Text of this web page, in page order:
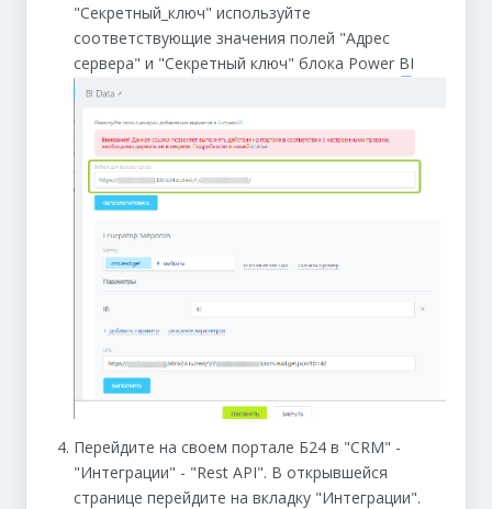
"Секретный_ключ" используйте
соответствующие значения полей "Адрес
сервера" и "Секретный ключ" блока Power BI
Перейдите на своем портале Б24 в "CRM" -
"Интеграции" - "Rest API". В открывшейся
странице перейдите на вкладку "Интеграции".